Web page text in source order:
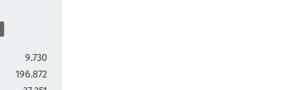
9.730
196.872